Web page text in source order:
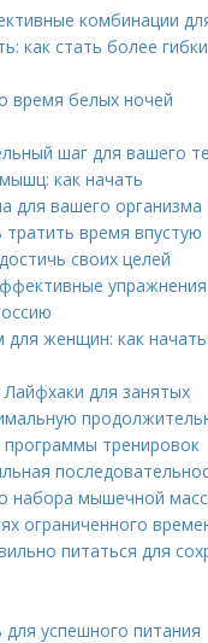
комбинации
как стать более
время белых ночей
шаг для вашего
как начать
для вашего организма
тратить время впустую
своих целей
упражнения
женщин: как
для занятых
тренировок
набора мышечной
ограниченного
питаться для
успешного питания